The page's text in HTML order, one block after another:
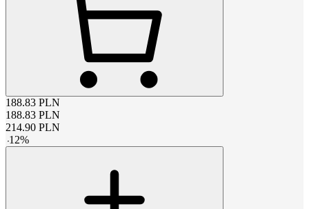
188.83 PLN
188.83 PLN
214.90 PLN
-12%